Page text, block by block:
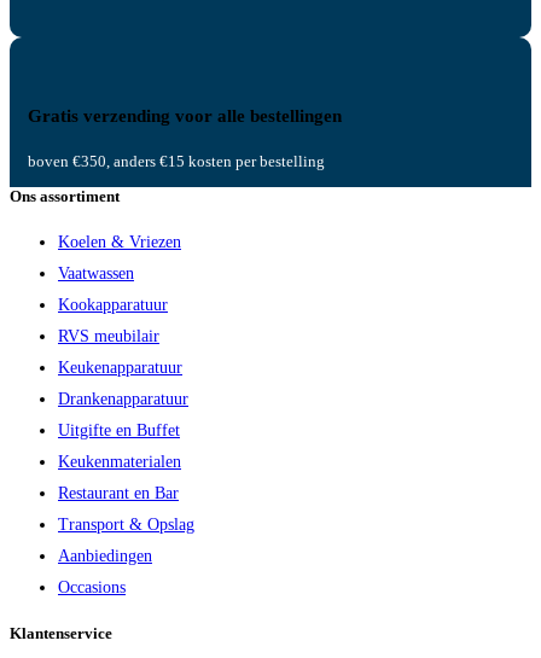
Gratis verzending voor alle bestellingen
boven €350, anders €15 kosten per bestelling
Ons assortiment
Koelen & Vriezen
Vaatwassen
Kookapparatuur
RVS meubilair
Keukenapparatuur
Drankenapparatuur
Uitgifte en Buffet
Keukenmaterialen
Restaurant en Bar
Transport & Opslag
Aanbiedingen
Occasions
Klantenservice